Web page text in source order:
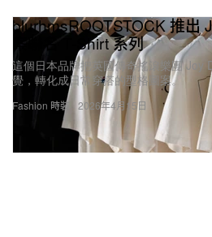
Fashion 時裝
blurhmsROOTSTOCK 推出
案聯名 T-Shirt 系列
這個日本品牌把英國傳奇搖滾樂團 Joy
覺，轉化成日常穿搭的型格圖案。
2026年4月15日